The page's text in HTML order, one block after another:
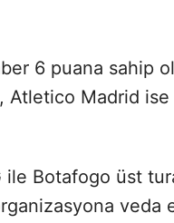
6 puana sahip
Atletico Madrid ise
ile Botafogo üst
veda